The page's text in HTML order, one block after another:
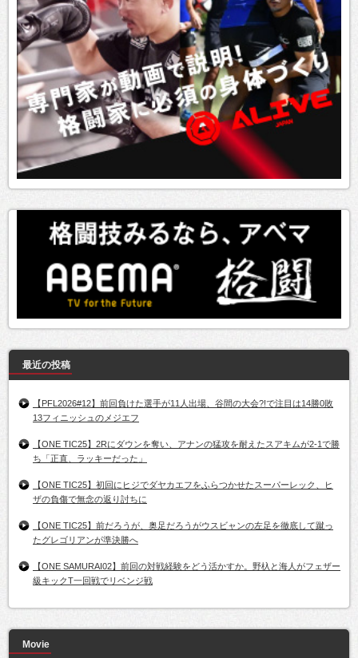
最近の投稿
【PFL2026#12】前回負けた選手が11人出場、谷間の大会?!で注目は14勝0敗
13フィニッシュのメジエフ
【ONE TIC25】2Rにダウンを奪い、アナンの猛攻を耐えたスアキムが2-1で勝
ち「正直、ラッキーだった」
【ONE TIC25】初回にヒジでダヤカエフをふらつかせたスーパーレック、ヒ
ザの負傷で無念の返り討ちに
【ONE TIC25】前だろうが、奥足だろうがウスビャンの左足を徹底して蹴っ
たグレゴリアンが準決勝へ
【ONE SAMURAI02】前回の対戦経験をどう活かすか。野杁と海人がフェザー
級キックT一回戦でリベンジ戦
Movie